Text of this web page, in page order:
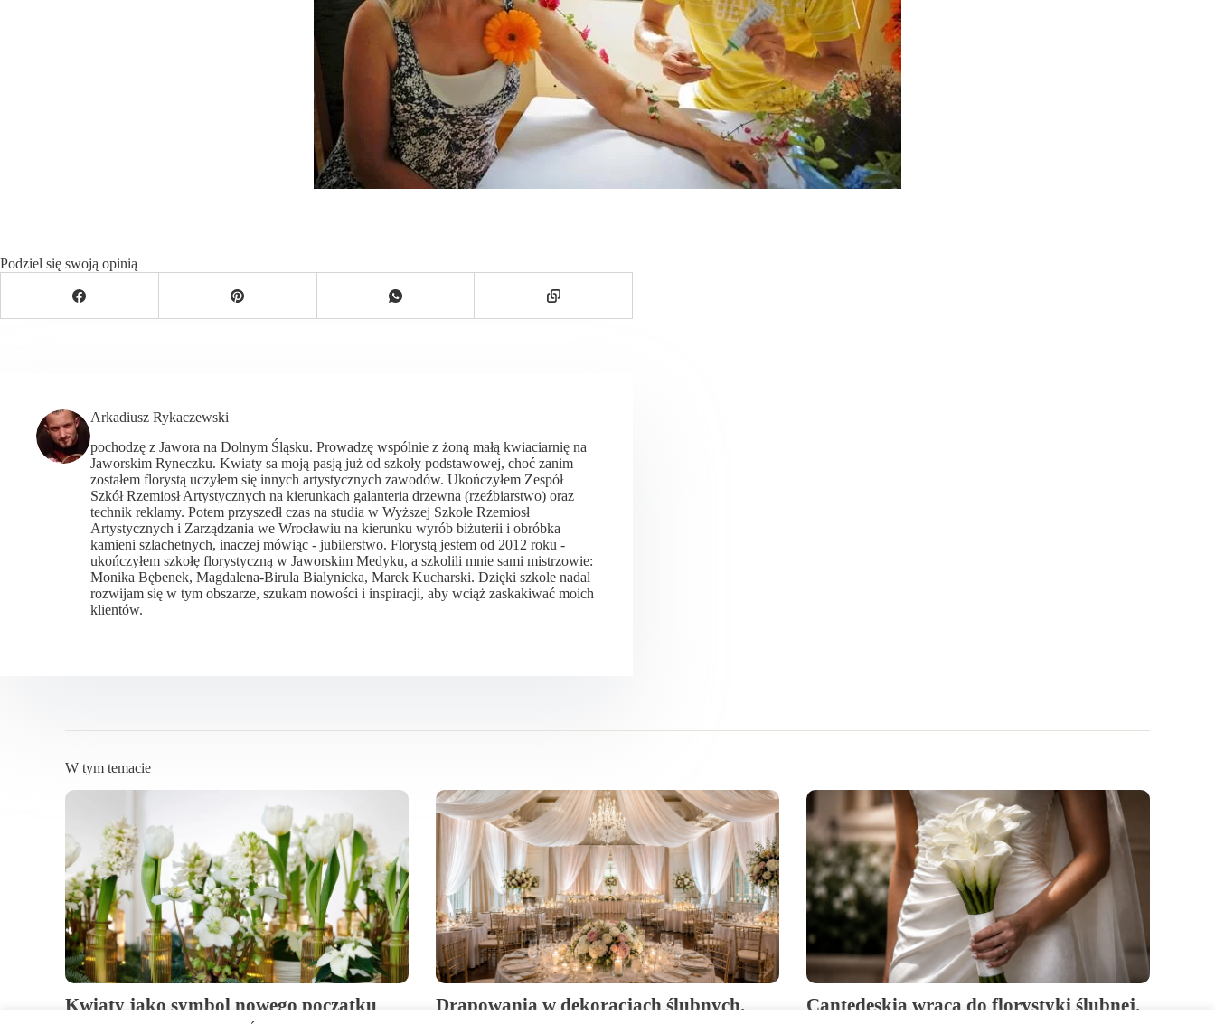
Podziel się swoją opinią
Arkadiusz Rykaczewski
pochodzę z Jawora na Dolnym Śląsku. Prowadzę wspólnie z żoną małą kwiaciarnię na
Jaworskim Ryneczku. Kwiaty sa moją pasją już od szkoły podstawowej, choć zanim
zostałem florystą uczyłem się innych artystycznych zawodów. Ukończyłem Zespół
Szkół Rzemiosł Artystycznych na kierunkach galanteria drzewna (rzeźbiarstwo) oraz
technik reklamy. Potem przyszedł czas na studia w Wyższej Szkole Rzemiosł
Artystycznych i Zarządzania we Wrocławiu na kierunku wyrób biżuterii i obróbka
kamieni szlachetnych, inaczej mówiąc - jubilerstwo. Florystą jestem od 2012 roku -
ukończyłem szkołę florystyczną w Jaworskim Medyku, a szkolili mnie sami mistrzowie:
Monika Bębenek, Magdalena-Birula Bialynicka, Marek Kucharski. Dzięki szkole nadal
rozwijam się w tym obszarze, szukam nowości i inspiracji, aby wciąż zaskakiwać moich
klientów.
W tym temacie
Kwiaty jako symbol nowego początku
Drapowania w dekoracjach ślubnych.
Cantedeskia wraca do florystyki ślubnej.